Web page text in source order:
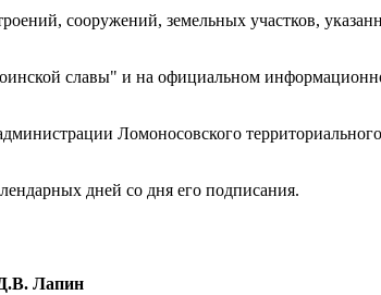
сооружений, земельных участков,
славы" и на официальном
Ломоносовского
дней со дня его подписания.
Лапин